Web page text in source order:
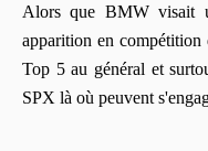
Alors que BMW visait
apparition en
Top 5 au général et
SPX là où peuvent